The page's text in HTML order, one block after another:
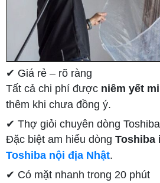
✔ Giá rẻ – rõ ràng
Tất cả chi phí được niêm yết
thêm khi chưa đồng ý.
✔ Thợ giỏi chuyên dòng Toshiba
Đặc biệt am hiểu dòng Toshiba
Toshiba nội địa Nhật.
✔ Có mặt nhanh trong 20 phút